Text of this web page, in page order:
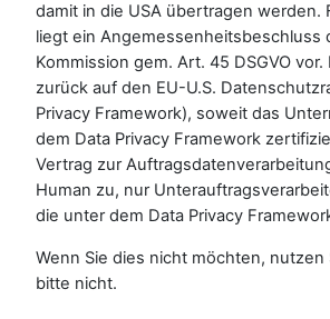
damit in die USA übertragen werden.
liegt ein Angemessenheitsbeschluss
Kommission gem. Art. 45 DSGVO
zurück auf den EU-U.S.
Privacy Framework), soweit das
dem Data Privacy Framework
Vertrag zur
Human zu, nur
die unter dem Data Privacy
Wenn Sie dies nicht möchten, nutzen
bitte nicht.